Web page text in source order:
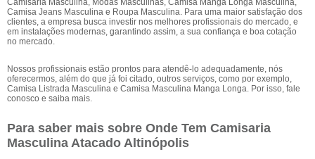
Camisaria Masculina, Modas Masculinas, Camisa Manga Longa Masculina,
Camisa Jeans Masculina e Roupa Masculina. Para uma maior satisfação dos
clientes, a empresa busca investir nos melhores profissionais do mercado, e
em instalações modernas, garantindo assim, a sua confiança e boa cotação
no mercado.
Nossos profissionais estão prontos para atendê-lo adequadamente, nós
oferecermos, além do que já foi citado, outros serviços, como por exemplo,
Camisa Listrada Masculina e Camisa Masculina Manga Longa. Por isso, fale
conosco e saiba mais.
Para saber mais sobre Onde Tem Camisaria
Masculina Atacado Altinópolis